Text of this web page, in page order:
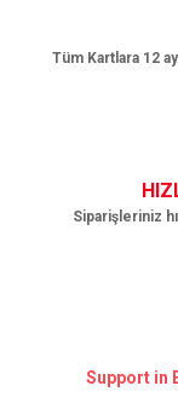
Tüm Kartlara 12
Siparişleriniz
Support in